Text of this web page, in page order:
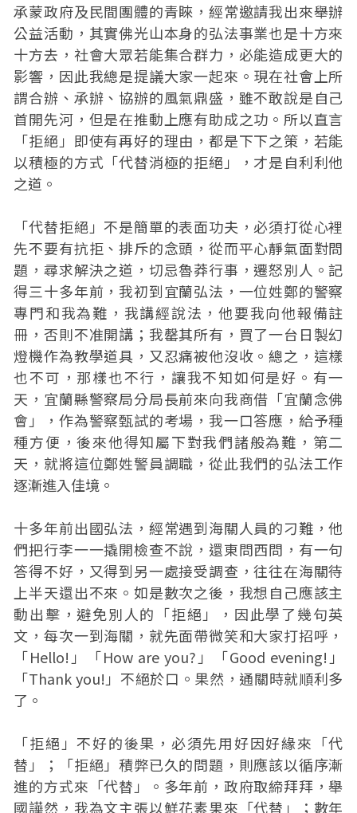
承蒙政府及民間團體的青睞，經常邀請我出來舉辦
公益活動，其實佛光山本身的弘法事業也是十方來
十方去，社會大眾若能集合群力，必能造成更大的
影響，因此我總是提議大家一起來。現在社會上所
謂合辦、承辦、協辦的風氣鼎盛，雖不敢說是自己
首開先河，但是在推動上應有助成之功。所以直言
「拒絕」即使有再好的理由，都是下下之策，若能
以積極的方式「代替消極的拒絕」，才是自利利他
之道。
「代替拒絕」不是簡單的表面功夫，必須打從心裡
先不要有抗拒、排斥的念頭，從而平心靜氣面對問
題，尋求解決之道，切忌魯莽行事，遷怒別人。記
得三十多年前，我初到宜蘭弘法，一位姓鄭的警察
專門和我為難，我講經說法，他要我向他報備註
冊，否則不准開講；我罄其所有，買了一台日製幻
燈機作為教學道具，又忍痛被他沒收。總之，這樣
也不可，那樣也不行，讓我不知如何是好。有一
天，宜蘭縣警察局分局長前來向我商借「宜蘭念佛
會」，作為警察甄試的考場，我一口答應，給予種
種方便，後來他得知屬下對我們諸般為難，第二
天，就將這位鄭姓警員調職，從此我們的弘法工作
逐漸進入佳境。
十多年前出國弘法，經常遇到海關人員的刁難，他
們把行李一一撬開檢查不說，還東問西問，有一句
答得不好，又得到另一處接受調查，往往在海關待
上半天還出不來。如是數次之後，我想自己應該主
動出擊，避免別人的「拒絕」，因此學了幾句英
文，每次一到海關，就先面帶微笑和大家打招呼，
「Hello!」「How are you?」「Good evening!」
「Thank you!」不絕於口。果然，通關時就順利多
了。
「拒絕」不好的後果，必須先用好因好緣來「代
替」；「拒絕」積弊已久的問題，則應該以循序漸
進的方式來「代替」。多年前，政府取締拜拜，舉
國譁然，我為文主張以鮮花素果來「代替」；數年